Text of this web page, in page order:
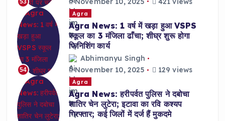
54
Agra
Agra News: 1 वर्ष में खड़ा हुआ VSPS
स्कूल का 3 मंजिला ढाँचा; शीघ्र शुरू होगा
फिनिशिंग कार्य
Abhimanyu Singh
November 10, 2025
129 views
Agra
Agra News: हरीपर्वत पुलिस ने दबोचा
शातिर चेन लुटेरा; इटावा का रवि कश्यप
गिरफ्तार; कई जिलों में दर्ज हैं मुकदमे